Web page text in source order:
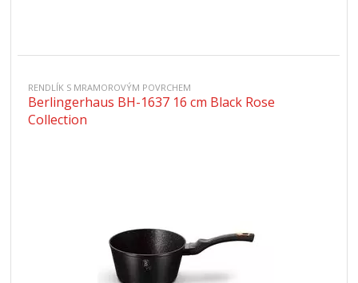
RENDLÍK S MRAMOROVÝM POVRCHEM
Berlingerhaus BH-1637 16 cm Black Rose
Collection